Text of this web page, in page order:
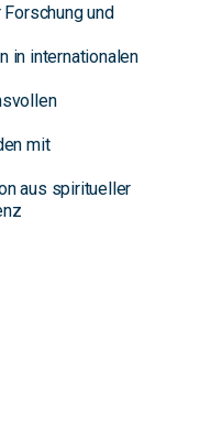
und
in internationalen
mit
aus spiritueller